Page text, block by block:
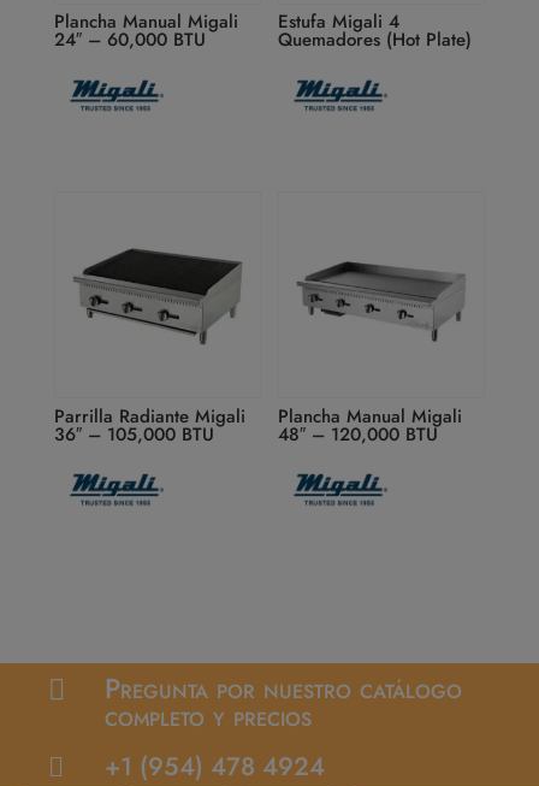
Plancha Manual Migali
24″ – 60,000 BTU
Estufa Migali 4
Quemadores (Hot Plate)
Parrilla Radiante Migali
36″ – 105,000 BTU
Plancha Manual Migali
48″ – 120,000 BTU
 Pregunta por nuestro catálogo
completo y precios
 +1 (954) 478 4924